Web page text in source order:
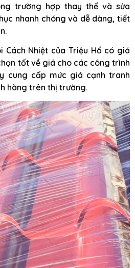
trường hợp thay thế và sửa
nhanh chóng và dễ dàng, tiết
Cách Nhiệt của Triệu Hổ có giá
tốt về giá cho các công trình
cung cấp mức giá cạnh tranh
hàng trên thị trường.